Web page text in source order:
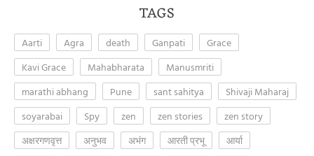
TAGS
Aarti Agra death Ganpati
Grace
Kavi Grace
Mahabharata
Manusmriti
marathi abhang
Pune sant sahitya
Shivaji Maharaj
soyarabai
Spy zen zen stories
zen story
अक्षरगणवृत्त
अनुभव अभंग आरती प्रभू
आर्या